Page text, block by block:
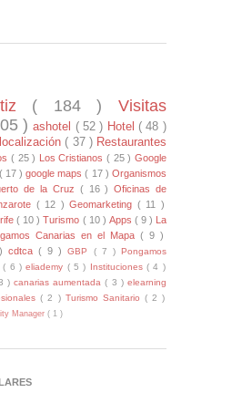
( 184 )Visitas
)ashotel ( 52 ) Hotel ( 48 )
( 37 ) Restaurantes
( 25 ) Los Cristianos( 25 )Google
( 17 )google maps( 17 )Organismos
de la Cruz ( 16 )Oficinas de
( 12 ) Geomarketing ( 11 )
( 10 )Turismo ( 10 ) Apps ( 9 ) La
Canarias en el Mapa ( 9 )
cdtca ( 9 )GBP ( 7 )Pongamos
( 6 )eliademy ( 5 ) Instituciones( 4 )
)canarias aumentada( 3 )elearning
( 2 ) Turismo Sanitario ( 2 )
Manager ( 1 )